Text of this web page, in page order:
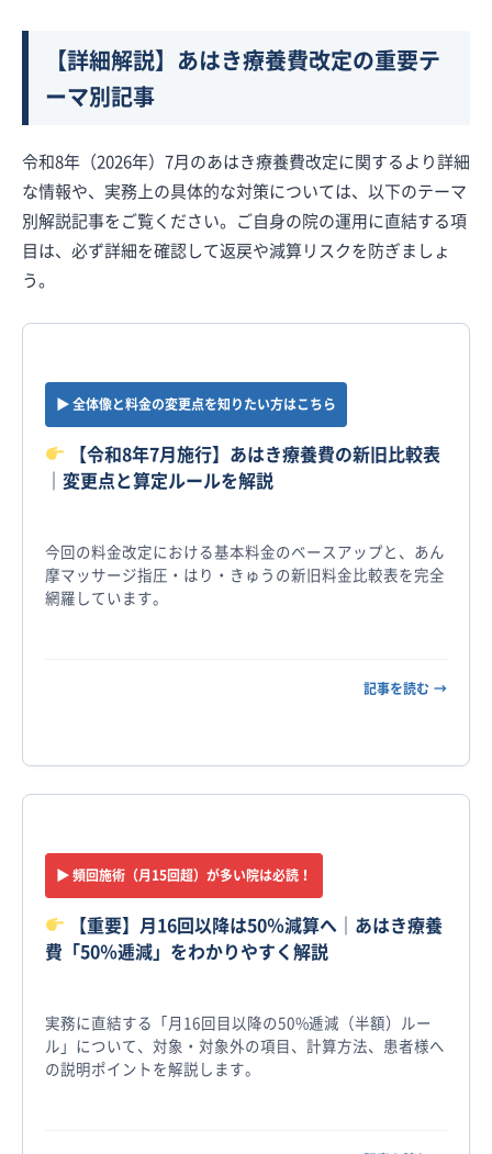
【詳細解説】あはき療養費改定の重要テ
ーマ別記事
令和8年（2026年）7月のあはき療養費改定に関するより詳細
な情報や、実務上の具体的な対策については、以下のテーマ
別解説記事をご覧ください。ご自身の院の運用に直結する項
目は、必ず詳細を確認して返戻や減算リスクを防ぎましょ
う。
▶︎ 全体像と料金の変更点を知りたい方はこちら
【令和8年7月施行】あはき療養費の新旧比較表
｜変更点と算定ルールを解説
今回の料金改定における基本料金のベースアップと、あん
摩マッサージ指圧・はり・きゅうの新旧料金比較表を完全
網羅しています。
記事を読む →
▶︎ 頻回施術（月15回超）が多い院は必読！
【重要】月16回以降は50％減算へ｜あはき療養
費「50％逓減」をわかりやすく解説
実務に直結する「月16回目以降の50%逓減（半額）ルー
ル」について、対象・対象外の項目、計算方法、患者様へ
の説明ポイントを解説します。